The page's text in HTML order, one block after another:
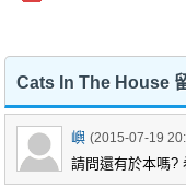
Cats In The House
嶼 (2015-07-19
請問還有於本嗎?